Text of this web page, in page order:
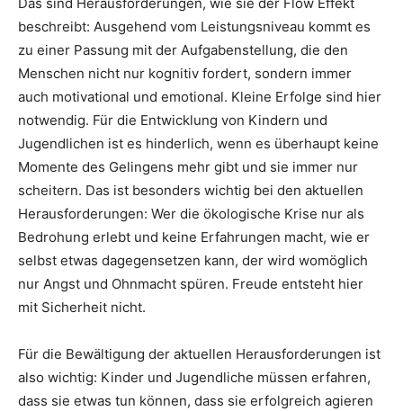
beschreibt: Ausgehend vom Leistungsniveau kommt es
zu einer Passung mit der Aufgabenstellung, die den
Menschen nicht nur kognitiv fordert, sondern immer
auch motivational und emotional. Kleine Erfolge sind hier
notwendig. Für die Entwicklung von Kindern und
Jugendlichen ist es hinderlich, wenn es überhaupt keine
Momente des Gelingens mehr gibt und sie immer nur
scheitern. Das ist besonders wichtig bei den aktuellen
Herausforderungen: Wer die ökologische Krise nur als
Bedrohung erlebt und keine Erfahrungen macht, wie er
selbst etwas dagegensetzen kann, der wird womöglich
nur Angst und Ohnmacht spüren. Freude entsteht hier
mit Sicherheit nicht.
Für die Bewältigung der aktuellen Herausforderungen ist
also wichtig: Kinder und Jugendliche müssen erfahren,
dass sie etwas tun können, dass sie erfolgreich agieren